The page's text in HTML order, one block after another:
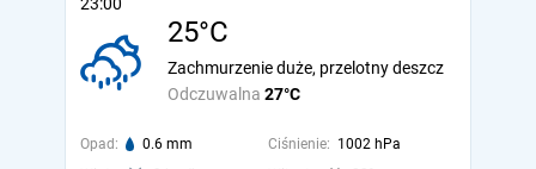
25°C
Odczuwalna 27°C
Zachmurzenie duże, przelotny deszcz
Opad: 0.6 mm Ciśnienie: 1002 hPa